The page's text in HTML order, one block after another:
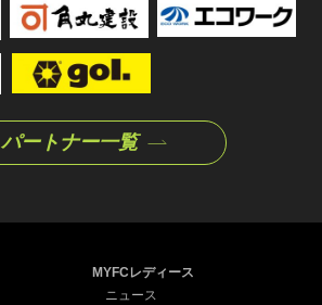
パートナー一覧
MYFCレディース
ニュース